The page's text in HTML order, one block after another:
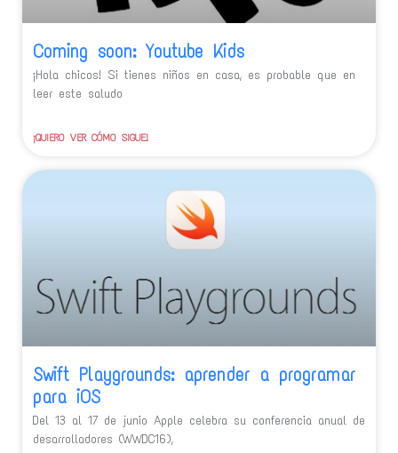
Coming soon: Youtube Kids
¡Hola chicos! Si tienes niños en casa, es probable que en
leer este saludo
¡QUIERO VER CÓMO SIGUE!
Swift Playgrounds: aprender a programar
para iOS
Del 13 al 17 de junio Apple celebra su conferencia anual de
desarrolladores (WWDC16),